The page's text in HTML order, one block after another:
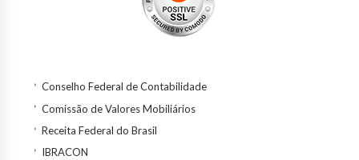
Conselho Federal de Contabilidade
Comissão de Valores Mobiliários
Receita Federal do Brasil
IBRACON